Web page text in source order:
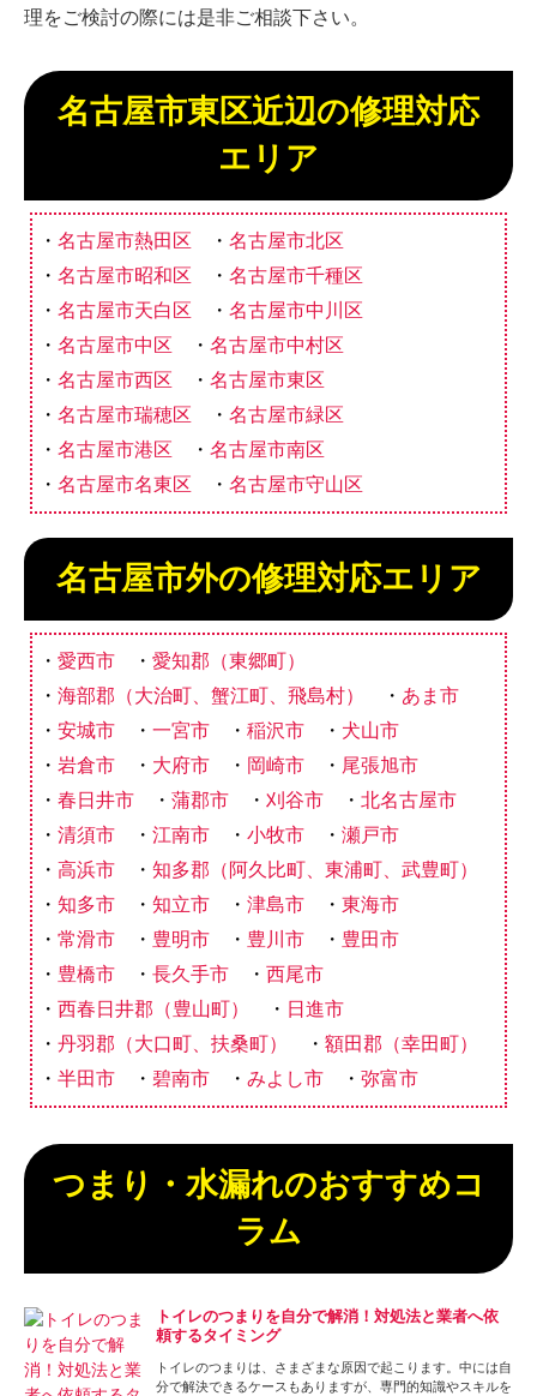
理をご検討の際には是非ご相談下さい。
名古屋市東区近辺の修理対応
エリア
名古屋市熱田区
名古屋市北区
名古屋市昭和区
名古屋市千種区
名古屋市天白区
名古屋市中川区
名古屋市中区
名古屋市中村区
名古屋市西区
名古屋市東区
名古屋市瑞穂区
名古屋市緑区
名古屋市港区
名古屋市南区
名古屋市名東区
名古屋市守山区
名古屋市外の修理対応エリア
愛西市
愛知郡（東郷町）
海部郡（大治町、蟹江町、飛島村）
あま市
安城市
一宮市 稲沢市
犬山市
岩倉市
大府市 岡崎市
尾張旭市
春日井市
蒲郡市 刈谷市
北名古屋市
清須市
江南市 小牧市
瀬戸市
高浜市
知多郡（阿久比町、東浦町、武豊町）
知多市
知立市 津島市
東海市
常滑市
豊明市 豊川市
豊田市
豊橋市
長久手市
西尾市
西春日井郡（豊山町）
日進市
丹羽郡（大口町、扶桑町）
額田郡（幸田町）
半田市
碧南市 みよし市 弥富市
つまり・水漏れのおすすめコ
ラム
トイレのつまりを自分で解消！対処法と業者へ依
頼するタイミング
トイレのつまりは、さまざまな原因で起こります。中には自
分で解決できるケースもありますが、専門的知識やスキルを